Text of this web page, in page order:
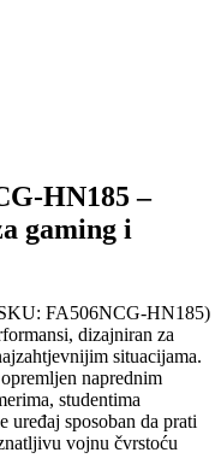
HN185 –
gaming i
FA506NCG-HN185)
dizajniran za
situacijama.
naprednim
studentima
sposoban da prati
vojnu čvrstoću